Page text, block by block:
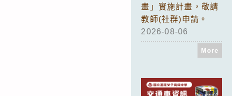
畫」實施計畫，敬請
教師(社群)申請。
2026-08-06
More